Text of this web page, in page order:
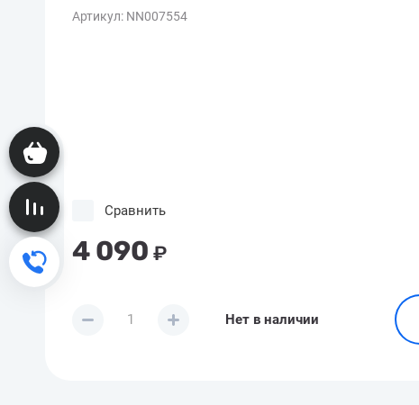
Сравнение пусто
Обратный звонок
Артикул: NN007554
4 090 ₽
Сравнить
Нет в наличии